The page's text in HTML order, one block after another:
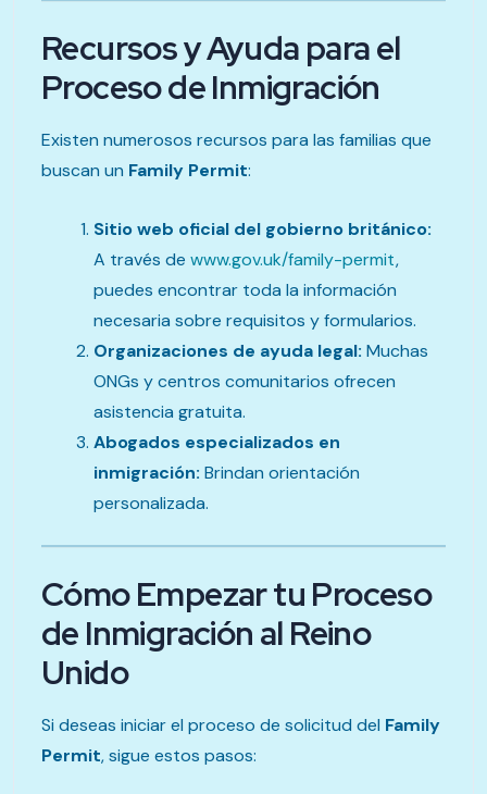
Recursos y Ayuda para el
Proceso de Inmigración
Existen numerosos recursos para las familias que
buscan un Family Permit:
Sitio web oficial del gobierno británico:
A través de www.gov.uk/family-permit,
puedes encontrar toda la información
necesaria sobre requisitos y formularios.
Organizaciones de ayuda legal: Muchas
ONGs y centros comunitarios ofrecen
asistencia gratuita.
Abogados especializados en
inmigración: Brindan orientación
personalizada.
Cómo Empezar tu Proceso
de Inmigración al Reino
Unido
Si deseas iniciar el proceso de solicitud del Family
Permit, sigue estos pasos: